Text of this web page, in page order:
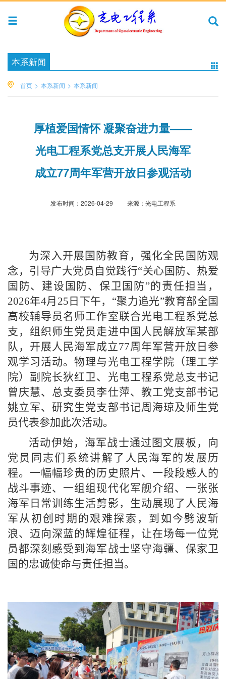
本系新闻
首页 > 本系新闻 > 本系新闻
厚植爱国情怀 凝聚奋进力量——
光电工程系党总支开展人民海军
成立77周年军营开放日参观活动
发布时间： 2026-04-29 来源： 光电工程系
为深入开展国防教育，强化全民国防观
念，引导广大党员自觉践行“关心国防、热爱
国防、建设国防、保卫国防”的责任担当，
2026年4月 25 日下午， “聚力追光”教育部全国
高校辅导员名师工作室联合光电工程系党总
支 ， 组织师生党员走进中国人民解放军某部
队，开展人民海军成立77周年军营开放日参
观学习活动。物理与光电工程学院（理工学
院）副院长狄红卫、 光电工程系党总支书记
曾庆慧、总支委员李仕萍、教工党支部书记
姚立军、研究生党支部书记周海琼及师生党
员代表参加此次活动。
活动伊始，海军战士通过图文展板，向
党员同志们系统讲解了人民海军的发展历
程。一幅幅珍贵的历史照片、一段段感人的
战斗事迹、一组组现代化军舰介绍、一张张
海军日常训练生活剪影，生动展现了人民海
军从初创时期的艰难探索，到如今劈波斩
浪、迈向深蓝的辉煌征程，让在场每一位党
员都深刻感受到海军战士坚守海疆、保家卫
国的忠诚使命与责任担当。